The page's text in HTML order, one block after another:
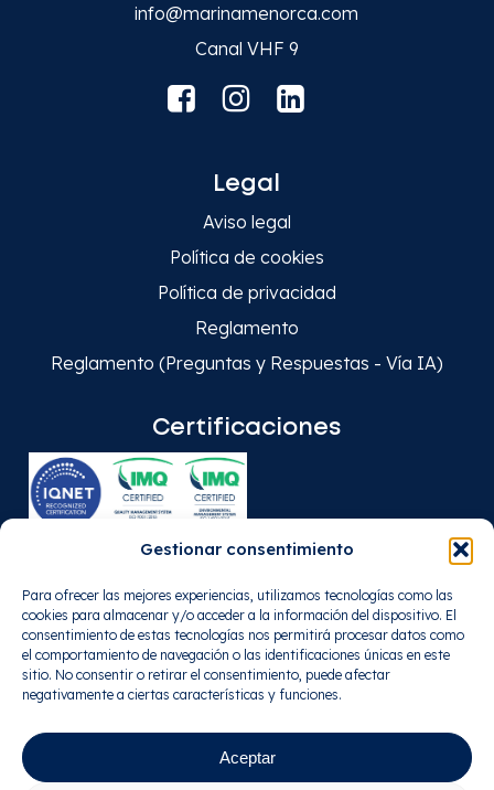
Gestionar consentimiento
Para ofrecer las mejores experiencias, utilizamos tecnologías como las
cookies para almacenar y/o acceder a la información del dispositivo. El
consentimiento de estas tecnologías nos permitirá procesar datos como
el comportamiento de navegación o las identificaciones únicas en este
sitio. No consentir o retirar el consentimiento, puede afectar
negativamente a ciertas características y funciones.
Aceptar
info@marinamenorca.com
Canal VHF 9
Legal
Aviso legal
Política de cookies
Política de privacidad
Reglamento
Reglamento (Preguntas y Respuestas - Vía IA)
Certificaciones